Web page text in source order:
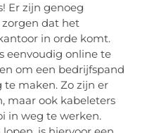
Er zijn genoeg
dat het
in orde komt.
eenvoudig online te
om een bedrijfspand
te maken. Zo zijn er
maar ook kabeleters
in weg te werken.